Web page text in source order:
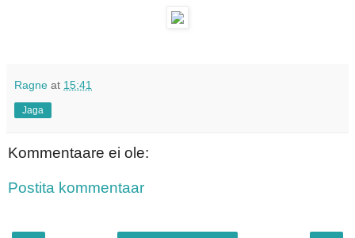
Ragne at 15:41
Jaga
Kommentaare ei ole:
Postita kommentaar